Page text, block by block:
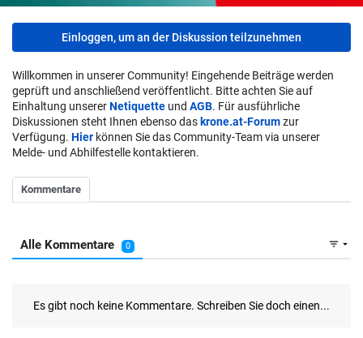
Einloggen, um an der Diskussion teilzunehmen
Willkommen in unserer Community! Eingehende Beiträge werden
geprüft und anschließend veröffentlicht. Bitte achten Sie auf
Einhaltung unsererNetiquette und AGB. Für ausführliche
Diskussionen steht Ihnen ebenso das krone.at-Forumzur
Verfügung. Hier können Sie das Community-Team via unserer
Melde- und Abhilfestelle kontaktieren.